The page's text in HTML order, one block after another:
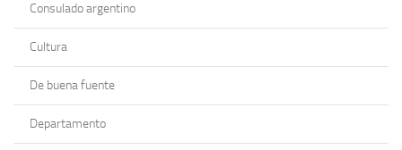
Consulado argentino
Cultura
De buena fuente
Departamento